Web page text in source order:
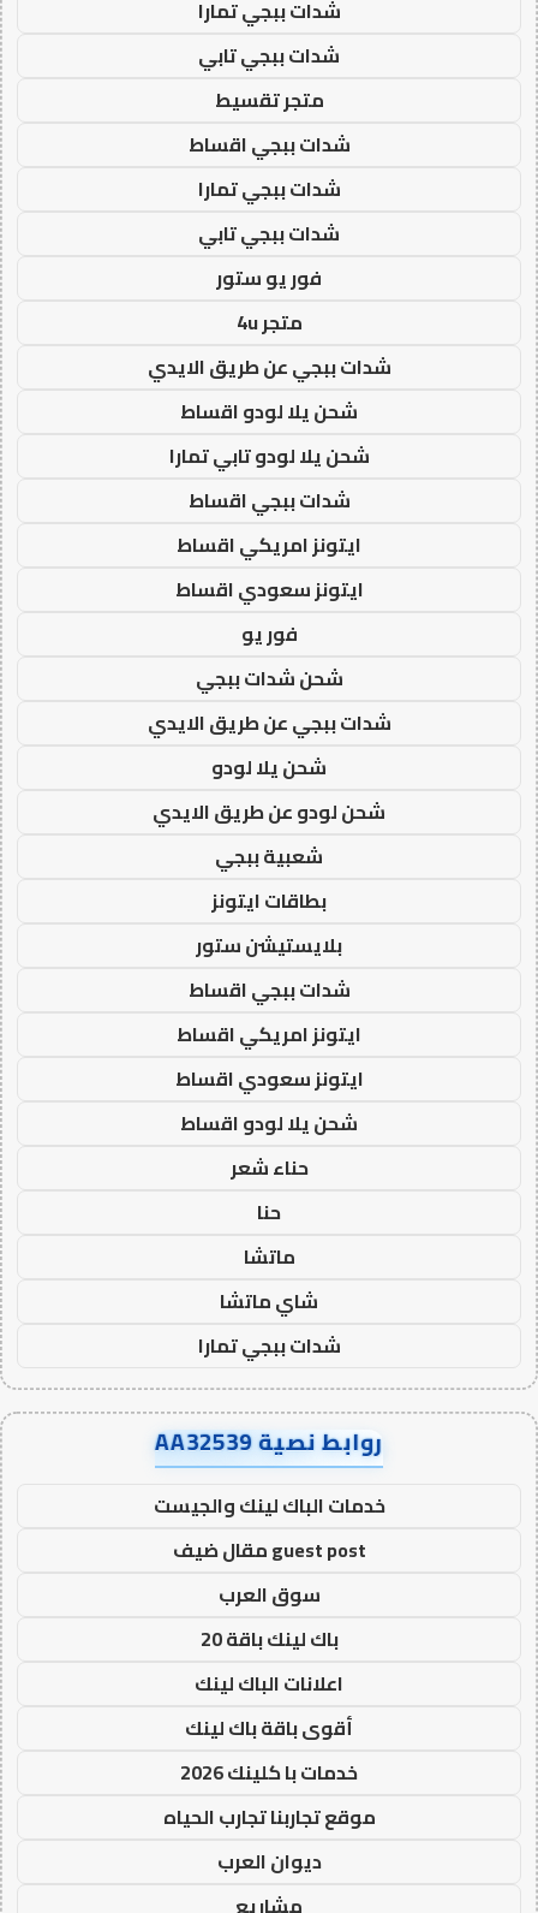
شدات ببجي تمارا
شدات ببجي تابي
متجر تقسيط
شدات ببجي اقساط
شدات ببجي تمارا
شدات ببجي تابي
فور يو ستور
متجر 4u
شدات ببجي عن طريق الايدي
شحن يلا لودو اقساط
شحن يلا لودو تابي تمارا
شدات ببجي اقساط
ايتونز امريكي اقساط
ايتونز سعودي اقساط
فور يو
شحن شدات ببجي
شدات ببجي عن طريق الايدي
شحن يلا لودو
شحن لودو عن طريق الايدي
شعبية ببجي
بطاقات ايتونز
بلايستيشن ستور
شدات ببجي اقساط
ايتونز امريكي اقساط
ايتونز سعودي اقساط
شحن يلا لودو اقساط
حناء شعر
حنا
ماتشا
شاي ماتشا
شدات ببجي تمارا
روابط نصية AA32539
خدمات الباك لينك والجيست
guest post مقال ضيف
سوق العرب
باك لينك باقة 20
اعلانات الباك لينك
أقوى باقة باك لينك
خدمات با كلينك 2026
موقع تجاربنا تجارب الحياه
ديوان العرب